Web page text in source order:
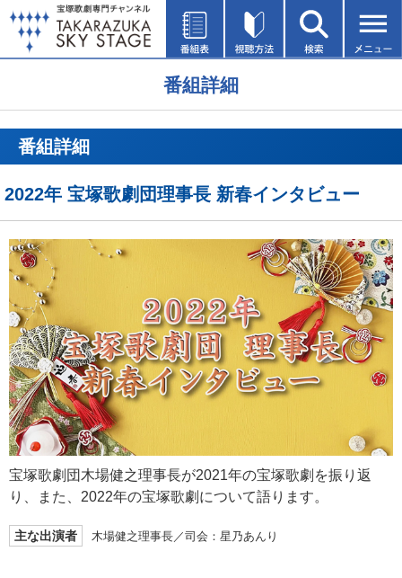
番組詳細
番組詳細
2022年 宝塚歌劇団理事長 新春インタビュー
宝塚歌劇団木場健之理事長が2021年の宝塚歌劇を振り返
り、また、2022年の宝塚歌劇について語ります。
主な出演者 木場健之理事長／司会：星乃あんり